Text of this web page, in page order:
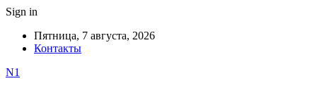
Sign in
Пятница, 7 августа, 2026
Контакты
N1